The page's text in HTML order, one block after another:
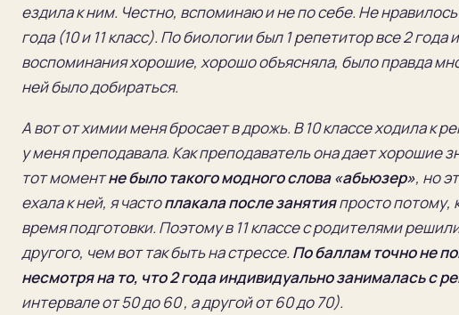
ездила к ним. Честно, вспоминаю и не по себе. Не
года(10 и 11 класс). По биологии был 1 репетитор все 2 года и
воспоминания хорошие, хорошо объясняла, было правда
ней было добираться.
А вот от химии меня бросает в дрожь. В 10 классе ходила к
у меня преподавала. Как преподаватель она дает хорошие
тот моментне было такого модного слова «абьюзер», но
ехала к ней, я частоплакала после занятияпросто потому,
время подготовки. Поэтому в 11 классе с родителями
другого, чем вот так быть на стрессе. По баллам точно не
несмотря на то, что 2 года индивидуально занималась с
интервале от 50 до 60 , а другой от 60 до 70).